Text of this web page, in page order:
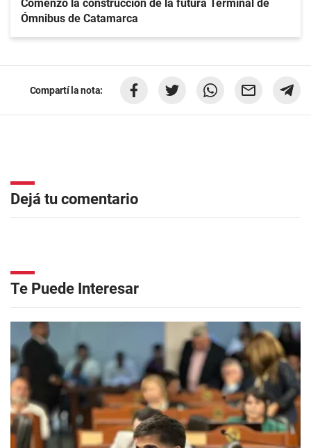
Comenzó la construcción de la futura Terminal de
Ómnibus de Catamarca
Compartí la nota:
Dejá tu comentario
Te Puede Interesar